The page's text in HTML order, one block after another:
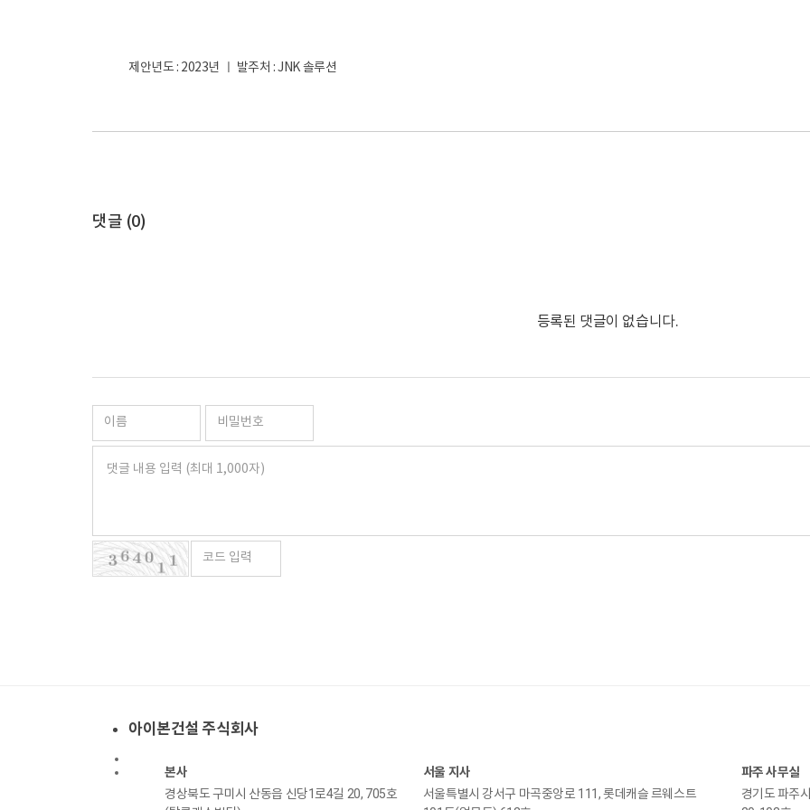
제안년도 : 2023년 ㅣ 발주처 : JNK 솔루션
댓글 (0)
등록된 댓글이 없습니다.
아이본건설 주식회사
본사
경상북도 구미시 산동읍 신당1로4길 20, 705호
서울 지사
서울특별시 강서구 마곡중앙로 111, 롯데캐슬 르웨스트
파주 사무실
경기도 파주